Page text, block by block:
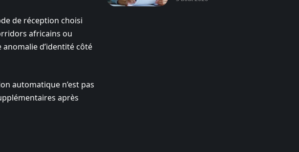
de réception choisi
africains ou
d’identité côté
automatique n’est pas
après